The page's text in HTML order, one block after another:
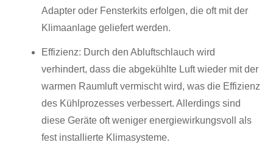
Adapter oder Fensterkits erfolgen, die oft mit der
Klimaanlage geliefert werden.
Effizienz: Durch den Abluftschlauch wird
verhindert, dass die abgekühlte Luft wieder mit der
warmen Raumluft vermischt wird, was die Effizienz
des Kühlprozesses verbessert. Allerdings sind
diese Geräte oft weniger energiewirkungsvoll als
fest installierte Klimasysteme.